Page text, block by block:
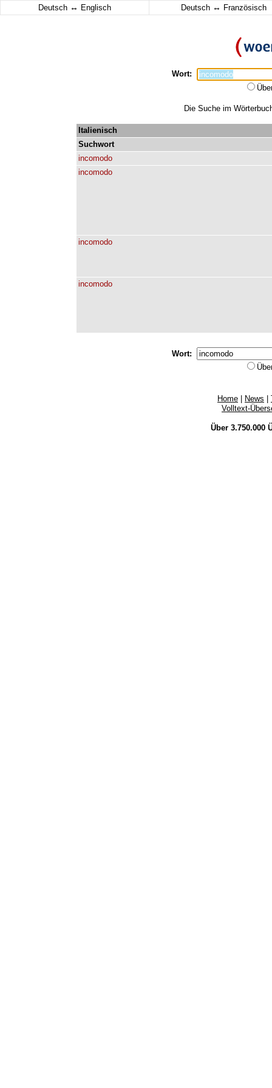
Deutsch ↔ Englisch Deutsch ↔ Französisch
Wort:
Die Suche im
Italienisch
Suchwort
incomodo
incomodo
incomodo
incomodo
Wort:
Home News
Volltext-
Über 3.750.000